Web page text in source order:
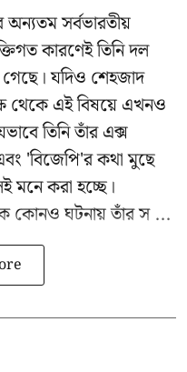
সর্বভারতীয়
কারণেই তিনি দল
যদিও শেহজাদ
থেকে এই বিষয়ে এখনও
তিনি তাঁর এক্স
'বিজেপি'র কথা মুছে
মনে করা হচ্ছে।
কোনও ঘটনায় তাঁর স ...